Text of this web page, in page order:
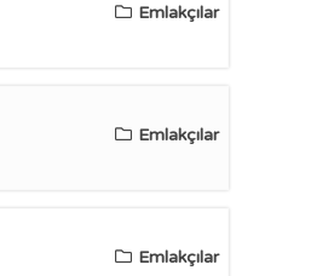
Emlakçılar
Emlakçılar
Emlakçılar